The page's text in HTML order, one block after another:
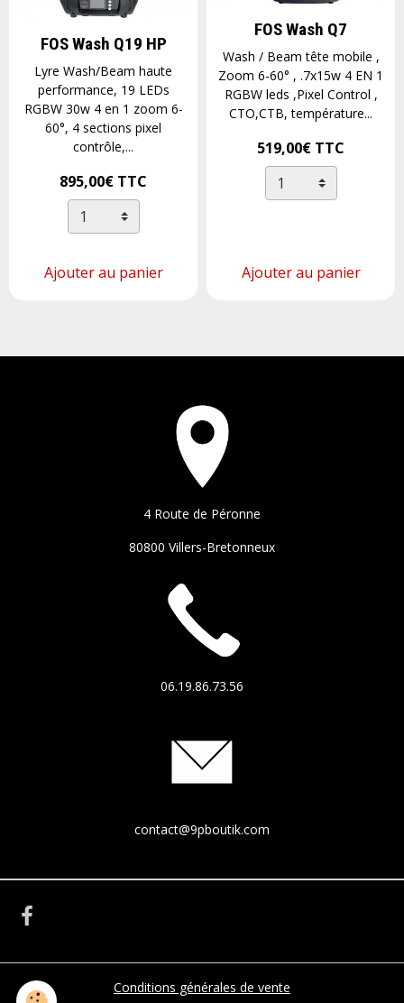
FOS Wash Q19 HP
Lyre Wash/Beam haute
performance, 19 LEDs
RGBW 30w 4 en 1 zoom 6-
60°, 4 sections pixel
contrôle,...
895,00€ TTC
Ajouter au panier
FOS Wash Q7
Wash / Beam tête mobile ,
Zoom 6-60° , .7x15w 4 EN 1
RGBW leds ,Pixel Control ,
CTO,CTB, température...
519,00€ TTC
Ajouter au panier
4 Route de Péronne
80800 Villers-Bretonneux
06.19.86.73.56
contact@9pboutik.com
Conditions générales de vente